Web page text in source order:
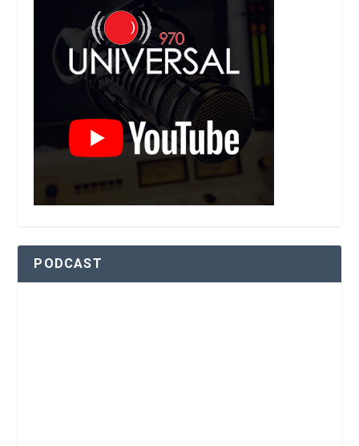
PODCAST